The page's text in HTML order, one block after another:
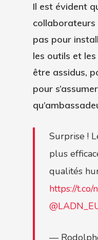
Il est évident
collaborateurs
pas pour
les outils et
être assidus,
pour
Surprise !
plus
qualités
https://t.co/